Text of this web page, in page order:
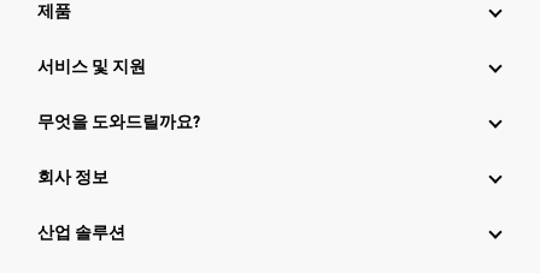
제품
서비스 및 지원
무엇을 도와드릴까요?
회사 정보
산업 솔루션